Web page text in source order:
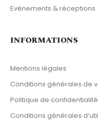
Evènements & réceptions
INFORMATIONS
Mentions légales
Conditions générales de
Politique de confidentialité
Conditions générales